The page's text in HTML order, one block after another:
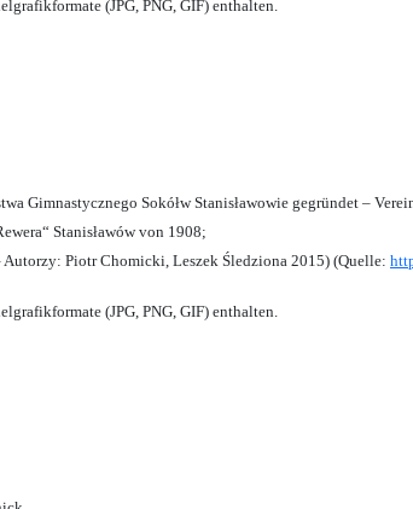
(JPG, PNG, GIF) enthalten.
Gimnastycznego Sokółw Stanisławowie gegründet –
Stanisławów von 1908;
Piotr Chomicki, Leszek Śledziona 2015) (Quelle:
(JPG, PNG, GIF) enthalten.